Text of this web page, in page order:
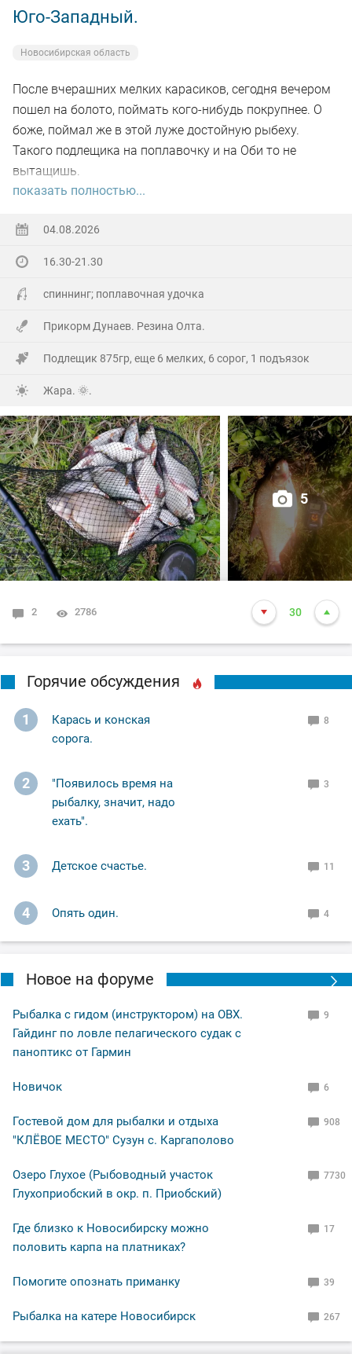
Юго-Западный.
Новосибирская область
После вчерашних мелких карасиков, сегодня вечером
пошел на болото, поймать кого-нибудь покрупнее. О
боже, поймал же в этой луже достойную рыбеху.
Такого подлещика на поплавочку и на Оби то не
вытащишь.
поймал.
На заказе еще покидал спиннинг. Поймал 8 наников.
Отпустил, и пошел домой.
показать полностью...
04.08.2026
16.30-21.30
спиннинг; поплавочная удочка
Прикорм Дунаев. Резина Олта.
Подлещик 875гр, еще 6 мелких, 6 сорог, 1 подъязок
Жара. 🌞.
5
2 2786 30
Горячие обсуждения
1
Карась и конская
сорога.
8
2
"Появилось время на
рыбалку, значит, надо
ехать".
3
3 Детское счастье. 11
4 Опять один. 4
Новое на форуме
Рыбалка с гидом (инструктором) на ОВХ.
Гайдинг по ловле пелагического судак с
паноптикс от Гармин
9
Новичок 6
Гостевой дом для рыбалки и отдыха
"КЛЁВОЕ МЕСТО" Сузун с. Каргаполово
908
Озеро Глухое (Рыбоводный участок
Глухоприобский в окр. п. Приобский)
7730
Где близко к Новосибирску можно
половить карпа на платниках?
17
Помогите опознать приманку 39
Рыбалка на катере Новосибирск 267